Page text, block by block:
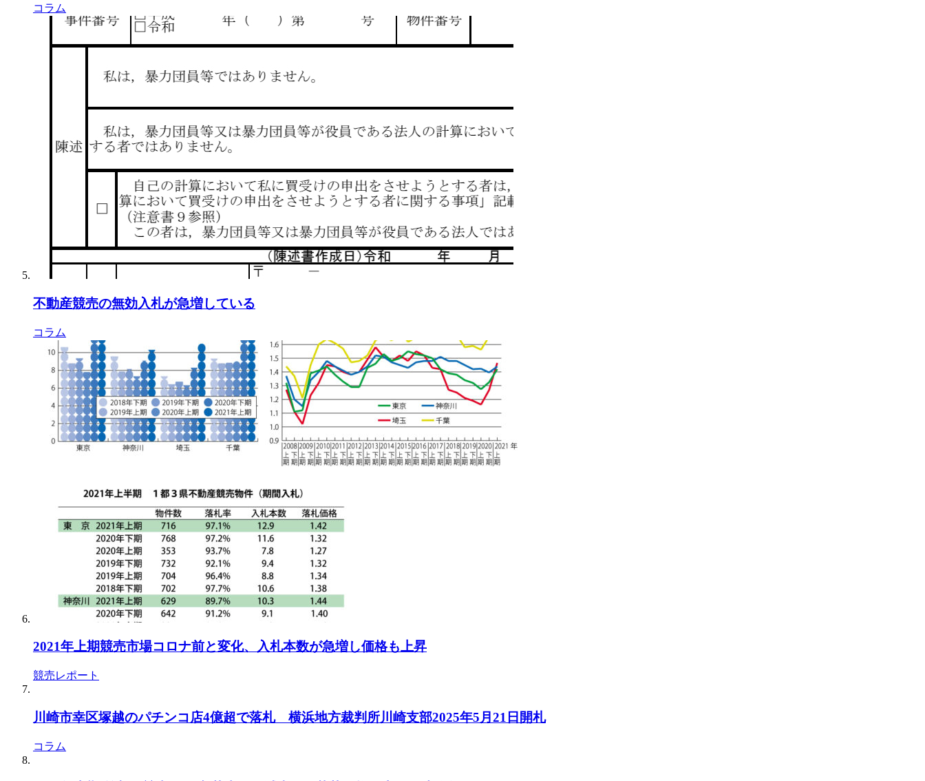
コラム
不動産競売の無効入札が急増している
コラム
2021年上期競売市場コロナ前と変化、入札本数が急増し価格も上昇
競売レポート
川崎市幸区塚越のパチンコ店4億超で落札 横浜地方裁判所川崎支部2025年5月21日開札
コラム